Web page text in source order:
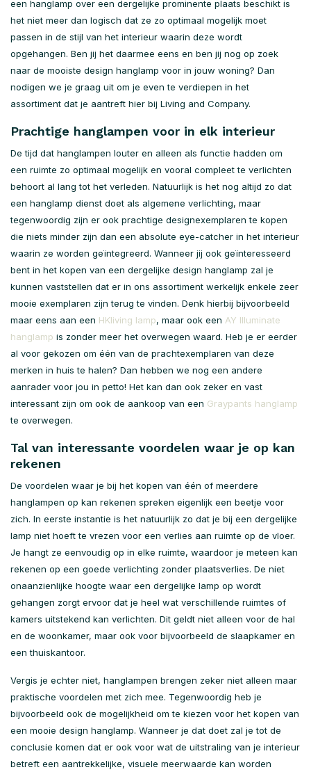
een hanglamp over een dergelijke prominente plaats beschikt is
het niet meer dan logisch dat ze zo optimaal mogelijk moet
passen in de stijl van het interieur waarin deze wordt
opgehangen. Ben jij het daarmee eens en ben jij nog op zoek
naar de mooiste design hanglamp voor in jouw woning? Dan
nodigen we je graag uit om je even te verdiepen in het
assortiment dat je aantreft hier bij Living and Company.
Prachtige hanglampen voor in elk interieur
De tijd dat hanglampen louter en alleen als functie hadden om
een ruimte zo optimaal mogelijk en vooral compleet te verlichten
behoort al lang tot het verleden. Natuurlijk is het nog altijd zo dat
een hanglamp dienst doet als algemene verlichting, maar
tegenwoordig zijn er ook prachtige designexemplaren te kopen
die niets minder zijn dan een absolute eye-catcher in het interieur
waarin ze worden geïntegreerd. Wanneer jij ook geïnteresseerd
bent in het kopen van een dergelijke design hanglamp zal je
kunnen vaststellen dat er in ons assortiment werkelijk enkele zeer
mooie exemplaren zijn terug te vinden. Denk hierbij bijvoorbeeld
maar eens aan een HKliving lamp, maar ook een AY Illuminate
hanglamp is zonder meer het overwegen waard. Heb je er eerder
al voor gekozen om één van de prachtexemplaren van deze
merken in huis te halen? Dan hebben we nog een andere
aanrader voor jou in petto! Het kan dan ook zeker en vast
interessant zijn om ook de aankoop van een Graypants hanglamp
te overwegen.
Tal van interessante voordelen waar je op kan
rekenen
De voordelen waar je bij het kopen van één of meerdere
hanglampen op kan rekenen spreken eigenlijk een beetje voor
zich. In eerste instantie is het natuurlijk zo dat je bij een dergelijke
lamp niet hoeft te vrezen voor een verlies aan ruimte op de vloer.
Je hangt ze eenvoudig op in elke ruimte, waardoor je meteen kan
rekenen op een goede verlichting zonder plaatsverlies. De niet
onaanzienlijke hoogte waar een dergelijke lamp op wordt
gehangen zorgt ervoor dat je heel wat verschillende ruimtes of
kamers uitstekend kan verlichten. Dit geldt niet alleen voor de hal
en de woonkamer, maar ook voor bijvoorbeeld de slaapkamer en
een thuiskantoor.
Vergis je echter niet, hanglampen brengen zeker niet alleen maar
praktische voordelen met zich mee. Tegenwoordig heb je
bijvoorbeeld ook de mogelijkheid om te kiezen voor het kopen van
een mooie design hanglamp. Wanneer je dat doet zal je tot de
conclusie komen dat er ook voor wat de uitstraling van je interieur
betreft een aantrekkelijke, visuele meerwaarde kan worden